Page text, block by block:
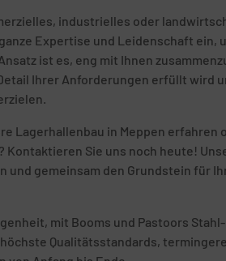
industrielles oder
Expertise und Leidenschaft ein,
ist es, eng mit Ihnen
Ihrer Anforderungen erfüllt wird
Lagerhallenbau in Meppen erfahren
Kontaktieren Sie uns noch heute!
und gemeinsam den Grundstein für
mit Booms und Pastoors
Qualitätsstandards,